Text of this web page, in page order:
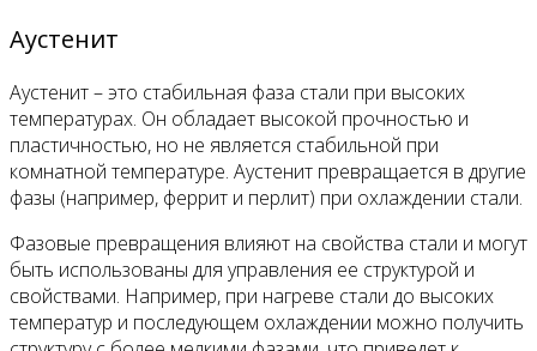
Аустенит
Аустенит – это стабильная фаза стали при высоких
температурах. Он обладает высокой прочностью и
пластичностью, но не является стабильной при
комнатной температуре. Аустенит превращается в другие
фазы (например, феррит и перлит) при охлаждении стали.
Фазовые превращения влияют на свойства стали и могут
быть использованы для управления ее структурой и
свойствами. Например, при нагреве стали до высоких
температур и последующем охлаждении можно получить